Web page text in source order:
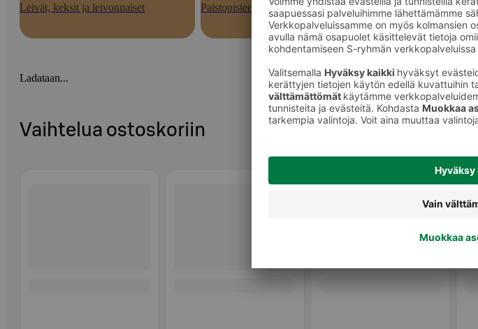
Leivät, keksit ja leivonnaiset Paistopisteen tuotteet Konditoriatuotteet
Ladataan...
Vaihtelua ostoskoriin